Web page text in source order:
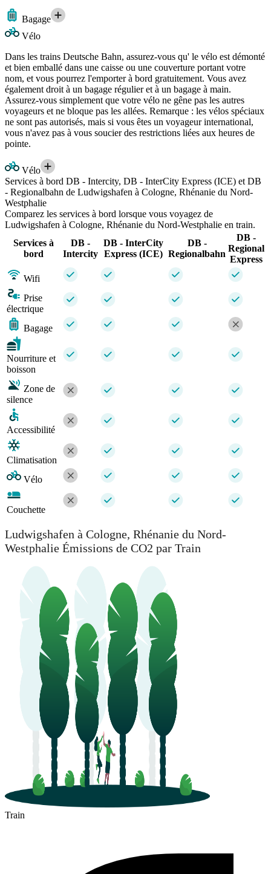
Bagage
Vélo
Dans les trains Deutsche Bahn, assurez-vous qu' le vélo est démonté
et bien emballé dans une caisse ou une couverture portant votre
nom, et vous pourrez l'emporter à bord gratuitement. Vous avez
également droit à un bagage régulier et à un bagage à main.
Assurez-vous simplement que votre vélo ne gêne pas les autres
voyageurs et ne bloque pas les allées. Remarque : les vélos spéciaux
ne sont pas autorisés, mais si vous êtes un voyageur international,
vous n'avez pas à vous soucier des restrictions liées aux heures de
pointe.
Vélo
Services à bord DB - Intercity, DB - InterCity Express (ICE) et DB
- Regionalbahn de Ludwigshafen à Cologne, Rhénanie du Nord-
Westphalie
Comparez les services à bord lorsque vous voyagez de
Ludwigshafen à Cologne, Rhénanie du Nord-Westphalie en train.
Services à
bord
DB -
Intercity
DB - InterCity
Express (ICE)
DB -
Regionalbahn
DB -
Regional
Express
Wifi
Prise
électrique
Bagage
Nourriture et
boisson
Zone de
silence
Accessibilité
Climatisation
Vélo
Couchette
Ludwigshafen à Cologne, Rhénanie du Nord-
Westphalie Émissions de CO2 par Train
Train